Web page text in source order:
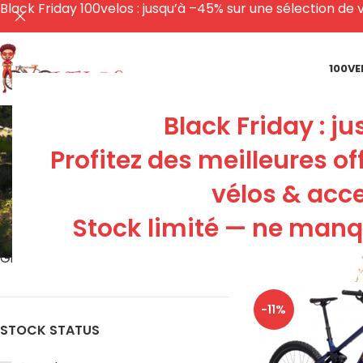
Black Friday :
Profitez des meilleures
vélos &
Stock limité — ne
G-One
11
FILTER BY BRAND
Gitane
STOCK STATUS
Accueil Produits
-11%
Black Friday 100velos : jusqu’à –45% sur une sélection